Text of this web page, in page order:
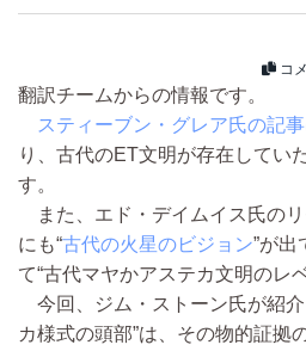
コ
翻訳チームからの情報です。
スティーブン・グレア氏の記事
り、古代のET文明が存在してい
す。
また、エド・デイムイス氏の
にも“古代の火星のビジョン”が出
て“古代マヤかアステカ文明のレ
今回、ジム・ストーン氏が紹介
カ様式の頭部”は、その物的証拠